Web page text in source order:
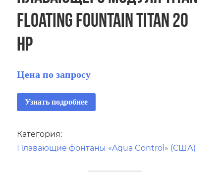
Floating Fountain Titan 20
HP
Цена по запросу
Узнать подробнее
Категория:
Плавающие фонтаны «Aqua Control» (США)